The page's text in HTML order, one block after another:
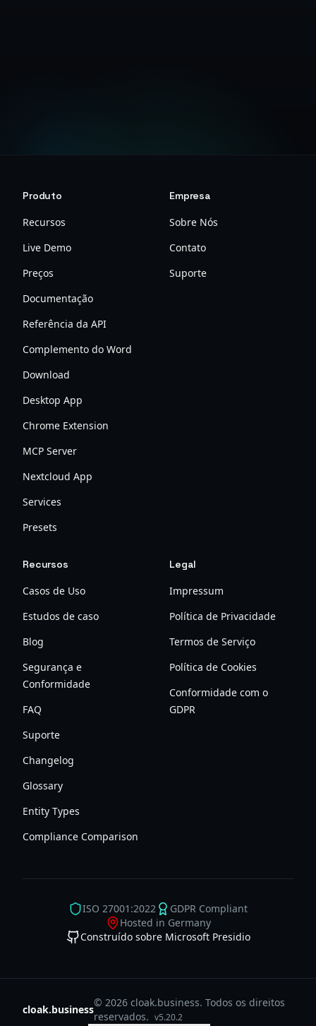
Produto
Recursos
Live Demo
Preços
Documentação
Referência da API
Complemento do Word
Download
Desktop App
Chrome Extension
MCP Server
Nextcloud App
Services
Presets
Empresa
Sobre Nós
Contato
Suporte
Recursos
Casos de Uso
Estudos de caso
Blog
Segurança e
Conformidade
FAQ
Suporte
Changelog
Glossary
Entity Types
Compliance Comparison
Legal
Impressum
Política de Privacidade
Termos de Serviço
Política de Cookies
Conformidade com o
GDPR
ISO 27001:2022
GDPR Compliant
Hosted in Germany
Construído sobre Microsoft Presidio
cloak.business
© 2026 cloak.business. Todos os direitos
reservados. v5.20.2